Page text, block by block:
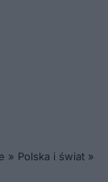
» Polska i świat »